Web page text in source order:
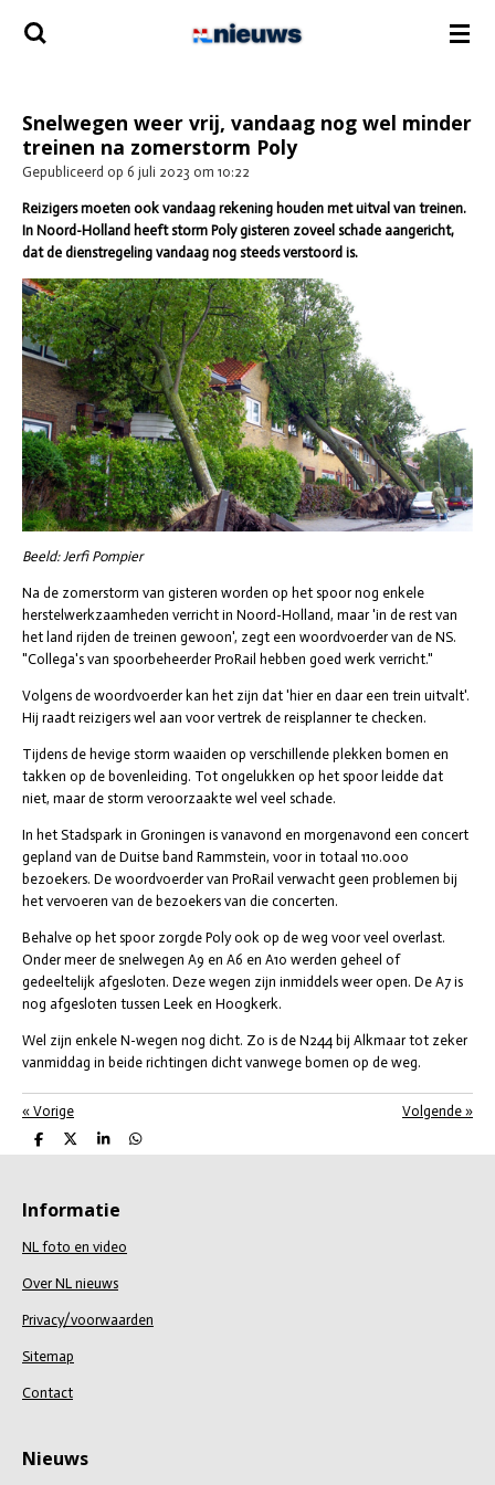
Ga
direct
Snelwegen weer vrij, vandaag nog wel minder
treinen na zomerstorm Poly
Gepubliceerd op 6 juli 2023 om 10:22
Reizigers moeten ook vandaag rekening houden met uitval van treinen.
In Noord-Holland heeft storm Poly gisteren zoveel schade aangericht,
dat de dienstregeling vandaag nog steeds verstoord is.
Beeld: Jerfi Pompier
Na de zomerstorm van gisteren worden op het spoor nog enkele
herstelwerkzaamheden verricht in Noord-Holland, maar 'in de rest van
het land rijden de treinen gewoon', zegt een woordvoerder van de NS.
"Collega's van spoorbeheerder ProRail hebben goed werk verricht."
Volgens de woordvoerder kan het zijn dat 'hier en daar een trein uitvalt'.
Hij raadt reizigers wel aan voor vertrek de reisplanner te checken.
Tijdens de hevige storm waaiden op verschillende plekken bomen en
takken op de bovenleiding. Tot ongelukken op het spoor leidde dat
niet, maar de storm veroorzaakte wel veel schade.
In het Stadspark in Groningen is vanavond en morgenavond een concert
gepland van de Duitse band Rammstein, voor in totaal 110.000
bezoekers. De woordvoerder van ProRail verwacht geen problemen bij
het vervoeren van de bezoekers van die concerten.
Behalve op het spoor zorgde Poly ook op de weg voor veel overlast.
Onder meer de snelwegen A9 en A6 en A10 werden geheel of
gedeeltelijk afgesloten. Deze wegen zijn inmiddels weer open. De A7 is
nog afgesloten tussen Leek en Hoogkerk.
Wel zijn enkele N-wegen nog dicht. Zo is de N244 bij Alkmaar tot zeker
vanmiddag in beide richtingen dicht vanwege bomen op de weg.
« Vorige Volgende »
D
e
n
D
e
S
h
e
D
e
Informatie
NL foto en video
Over NL nieuws
Privacy/voorwaarden
Sitemap
Contact
Nieuws